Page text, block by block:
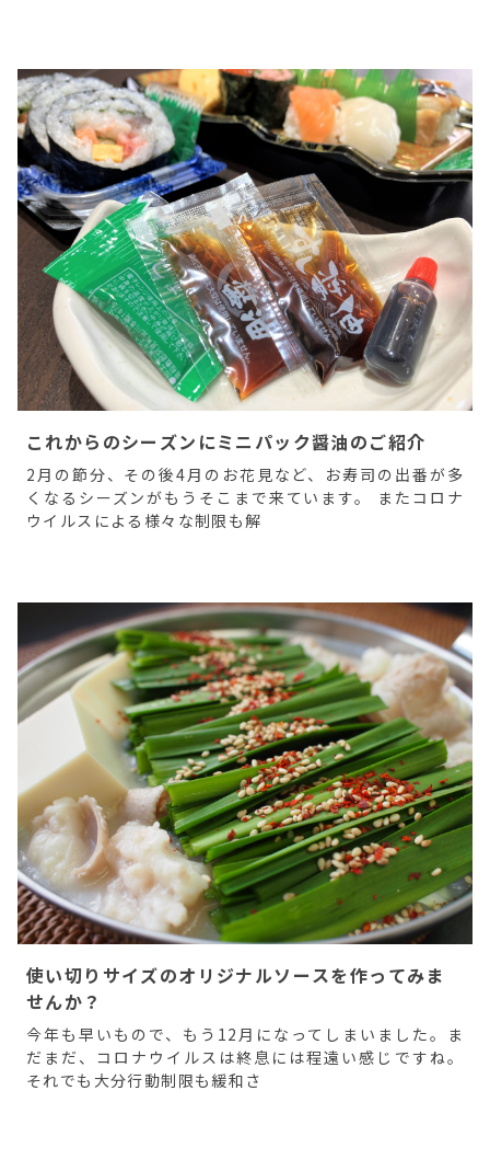
これからのシーズンにミニパック醤油のご紹介
2月の節分、その後4月のお花見など、お寿司の出番が多
くなるシーズンがもうそこまで来ています。 またコロナ
ウイルスによる様々な制限も解
使い切りサイズのオリジナルソースを作ってみま
せんか？
今年も早いもので、もう12月になってしまいました。ま
だまだ、コロナウイルスは終息には程遠い感じですね。
それでも大分行動制限も緩和さ